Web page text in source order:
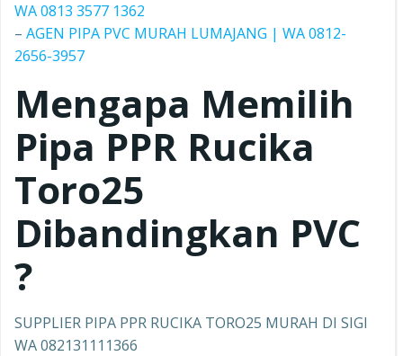
WA 0813 3577 1362
– AGEN PIPA PVC MURAH LUMAJANG | WA 0812-
2656-3957
Mengapa Memilih
Pipa PPR Rucika
Toro25
Dibandingkan PVC
?
SUPPLIER PIPA PPR RUCIKA TORO25 MURAH DI SIGI
WA 082131111366